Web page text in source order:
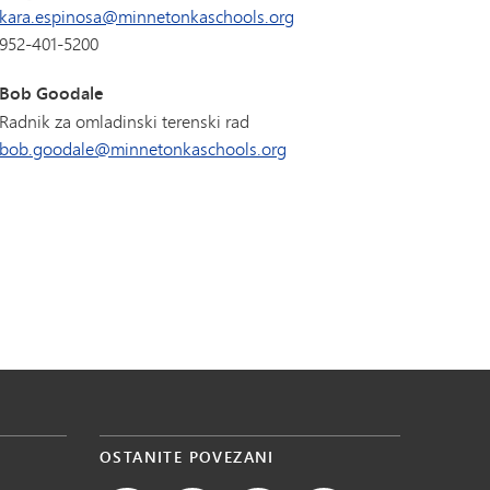
kara.espinosa@minnetonkaschools.org
952-401-5200
Bob Goodale
Radnik za omladinski terenski rad
bob.goodale@minnetonkaschools.org
OSTANITE POVEZANI